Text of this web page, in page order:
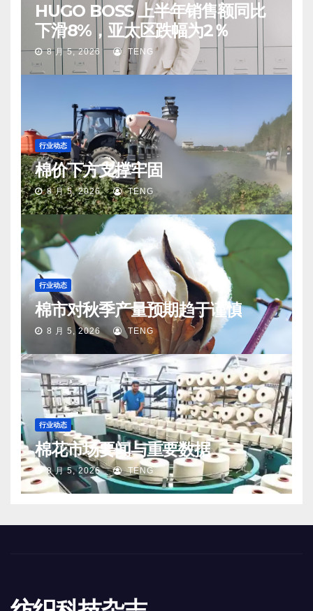
HUGO BOSS 上半年销售额同比
下滑8%，亚太区跌幅为2％
8 月 5, 2026 TENG
行业动态
棉价下方支撑牢固
8 月 5, 2026 TENG
行业动态
棉市对秋季产量预期趋于谨慎
8 月 5, 2026 TENG
行业动态
棉花市场要闻与重要数据
8 月 5, 2026 TENG